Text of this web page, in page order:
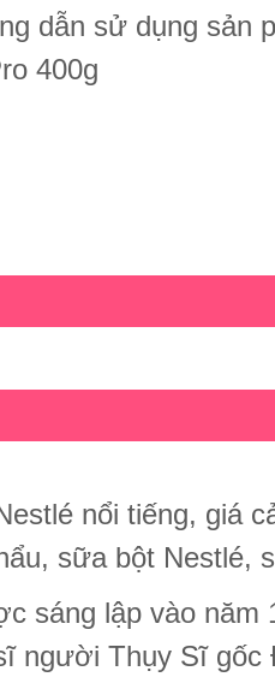
dẫn sử dụng sản
400g
nổi tiếng, giá
sữa bột Nestlé,
sáng lập vào năm
người Thụy Sĩ gốc